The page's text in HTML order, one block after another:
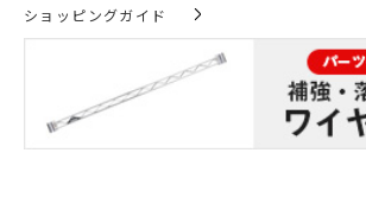
ショッピングガイド